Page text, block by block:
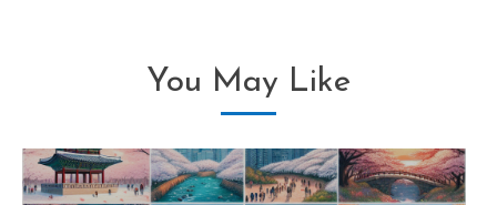
You May Like